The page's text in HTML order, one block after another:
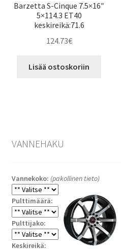
Barzetta S-Cinque 7.5×16″
5×114.3 ET40
keskireikä:71.6
124.73€
Lisää ostoskoriin
VANNEHAKU
Vannekoko: (pakollinen tieto)
Pulttimäärä:
Pulttijako:
Keskireikä: